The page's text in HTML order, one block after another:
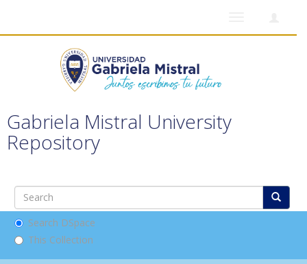
Gabriela Mistral University
Repository
Search DSpace
This Collection